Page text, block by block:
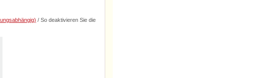
/ So deaktivieren Sie die